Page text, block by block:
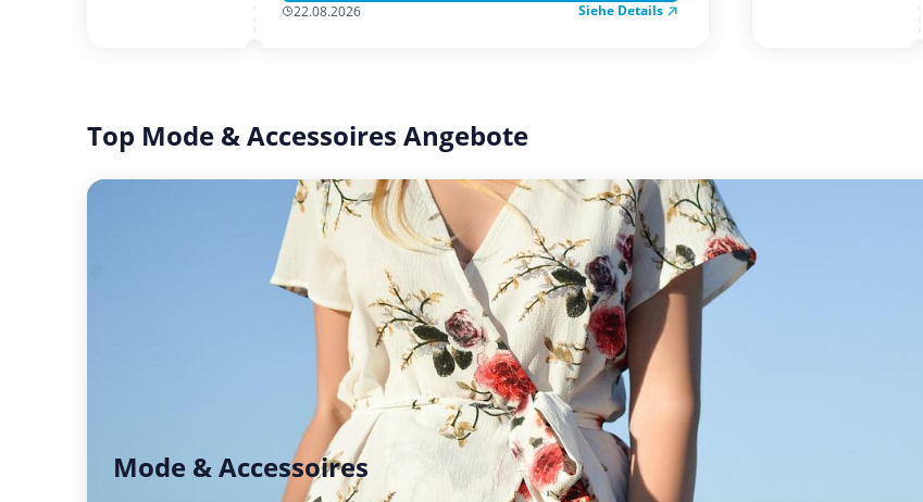
22.08.2026 Siehe Details
Top Mode & Accessoires Angebote
Mode & Accessoires